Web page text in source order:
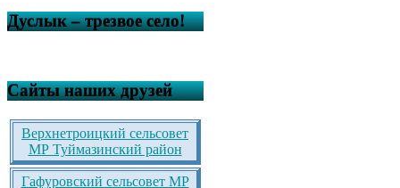
Дуслык – трезвое село!
Сайты наших друзей
Верхнетроицкий сельсовет
МР Туймазинский район
Гафуровский сельсовет МР